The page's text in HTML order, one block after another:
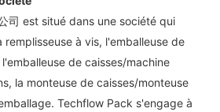
司 est situé dans une société qui
à vis, l'emballeuse de
de caisses/machine
la monteuse de caisses/monteuse
Techflow Pack s'engage à